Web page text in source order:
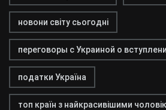
новони світу сьогодні
переговоры с Украиной о
податки Україна
топ країн з найкрасивішими